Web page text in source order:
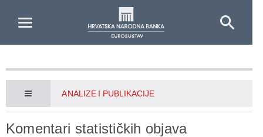
ANALIZE I PUBLIKACIJE
Komentari statističkih objava